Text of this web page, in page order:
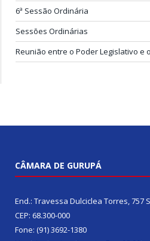
6ª Sessão Ordinária
Sessões Ordinárias
Reunião entre o Poder Legislativo e
CÂMARA DE GURUPÁ
End.: Travessa Dulciclea Torres, 757
CEP: 68.300-000
Fone: (91) 3692-1380